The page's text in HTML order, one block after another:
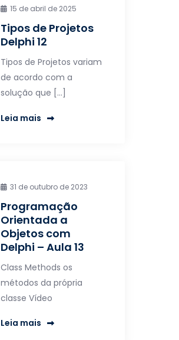
15 de abril de 2025
Tipos de Projetos
Delphi 12
Tipos de Projetos variam
de acordo com a
solução que […]
Leia mais
31 de outubro de 2023
Programação
Orientada a
Objetos com
Delphi – Aula 13
Class Methods os
métodos da própria
classe Vídeo
Leia mais